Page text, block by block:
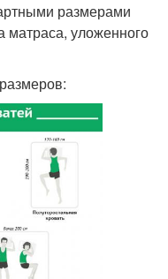
размерами
матраса, уложенного